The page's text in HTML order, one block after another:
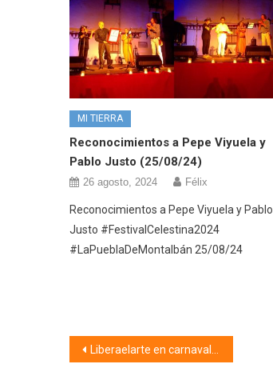
MI TIERRA
Reconocimientos a Pepe Viyuela y
Pablo Justo (25/08/24)
26 agosto, 2024 Félix
Reconocimientos a Pepe Viyuela y Pablo
Justo #FestivalCelestina2024
#LaPueblaDeMontalbán 25/08/24
Navegación
Liberaelarte en carnaval (25/02/22)